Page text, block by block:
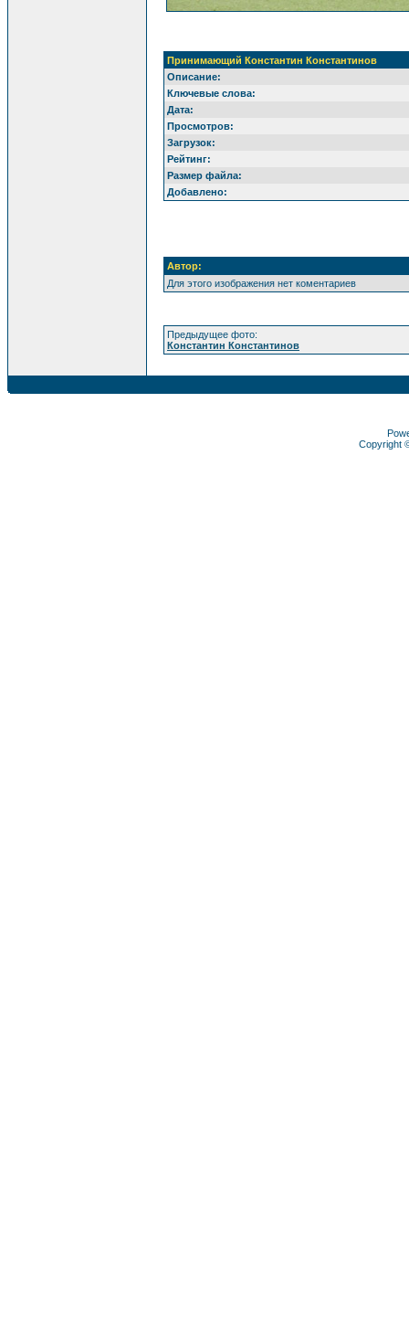
Принимающий Константин Константинов
Описание:
Ключевые слова:
Дата:
Просмотров:
Загрузок:
Рейтинг:
Размер файла:
Добавлено:
Автор:
Для этого изображения нет коментариев
Предыдущее фото:
Константин Константинов
Copyright